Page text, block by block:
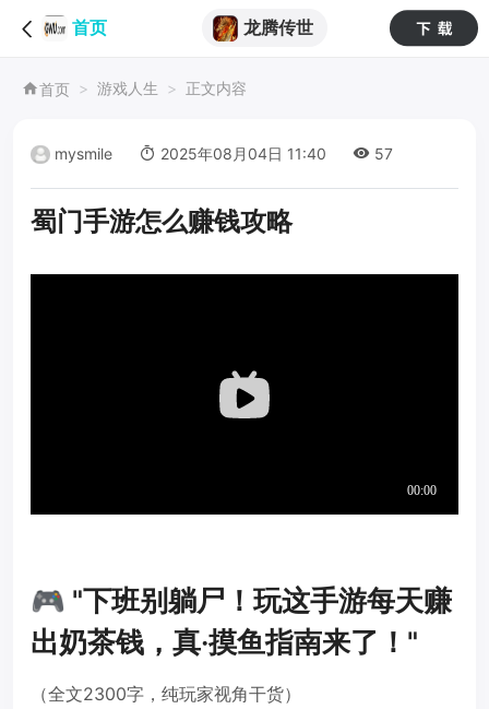
首页 龙腾传世
首页 游戏人生 正文内容
mysmile 2025年08月04日 11:40 57
蜀门手游怎么赚钱攻略
🎮 "下班别躺尸！玩这手游每天赚
出奶茶钱，真·摸鱼指南来了！"
（全文2300字，纯玩家视角干货）